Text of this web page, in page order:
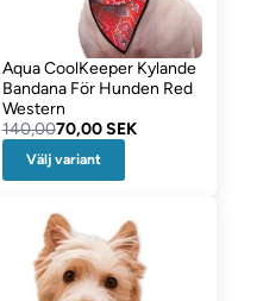
Aqua CoolKeeper Kylande
Bandana För Hunden Red
Western
140,0070,00 SEK
Välj variant